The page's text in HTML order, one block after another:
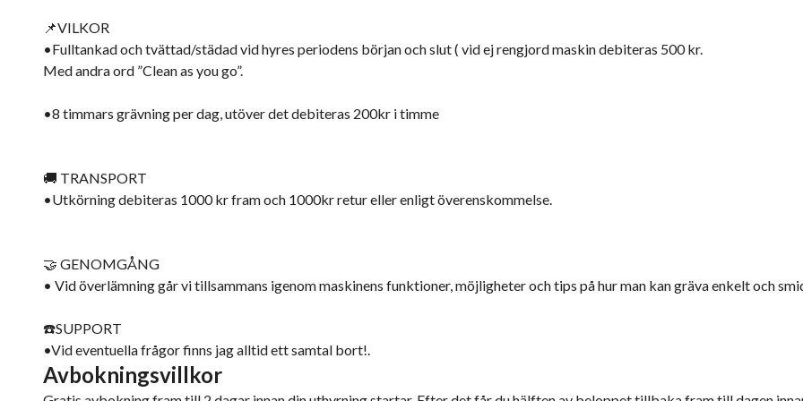
📌VILKOR
•Fulltankad och tvättad/städad vid hyres periodens början och slut ( vid ej rengjord maskin debiteras 500 kr.
Med andra ord ”Clean as you go”.
•8 timmars grävning per dag, utöver det debiteras 200kr i timme
🚚 TRANSPORT
•Utkörning debiteras 1000 kr fram och 1000kr retur eller enligt överenskommelse.
🤝 GENOMGÅNG
• Vid överlämning går vi tillsammans igenom maskinens funktioner, möjligheter och tips på hur man kan gräva enkelt och
☎️SUPPORT
•Vid eventuella frågor finns jag alltid ett samtal bort!.
Avbokningsvillkor